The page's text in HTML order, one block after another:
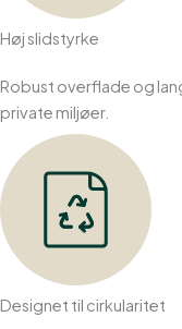
Høj slidstyrke
Robust overflade og
private miljøer.
Designet til cirkularitet